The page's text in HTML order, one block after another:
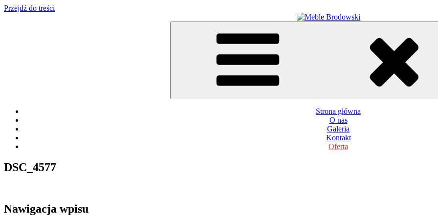
Przejdź do treści
Strona główna
O nas
Galeria
Kontakt
Oferta
DSC_4577
Nawigacja wpisu